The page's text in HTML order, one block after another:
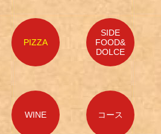
PIZZA
SIDE
FOOD&
DOLCE
WINE コース